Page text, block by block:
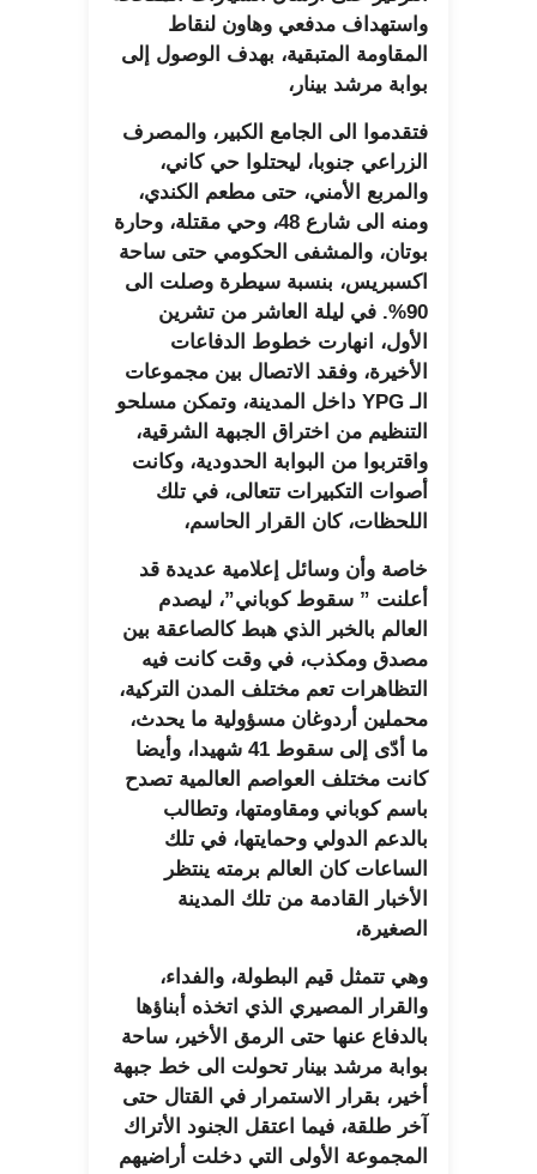
واستهداف مدفعي وهاون لنقاط
المقاومة المتبقية، بهدف الوصول إلى
بوابة مرشد بينار،
فتقدموا الى الجامع الكبير، والمصرف
الزراعي جنوبا، ليحتلوا حي كاني،
والمربع الأمني، حتى مطعم الكندي،
ومنه الى شارع 48، وحي مقتلة، وحارة
بوتان، والمشفى الحكومي حتى ساحة
اكسبريس، بنسبة سيطرة وصلت الى
90%. في ليلة العاشر من تشرين
الأول، انهارت خطوط الدفاعات
الأخيرة، وفقد الاتصال بين مجموعات
الـ YPG داخل المدينة، وتمكن مسلحو
التنظيم من اختراق الجبهة الشرقية،
واقتربوا من البوابة الحدودية، وكانت
أصوات التكبيرات تتعالى، في تلك
اللحظات، كان القرار الحاسم،
خاصة وأن وسائل إعلامية عديدة قد
أعلنت ” سقوط كوباني”، ليصدم
العالم بالخبر الذي هبط كالصاعقة بين
مصدق ومكذب، في وقت كانت فيه
التظاهرات تعم مختلف المدن التركية،
محملين أردوغان مسؤولية ما يحدث،
ما أدّى إلى سقوط 41 شهيدا، وأيضا
كانت مختلف العواصم العالمية تصدح
باسم كوباني ومقاومتها، وتطالب
بالدعم الدولي وحمايتها، في تلك
الساعات كان العالم برمته ينتظر
الأخبار القادمة من تلك المدينة
الصغيرة،
وهي تتمثل قيم البطولة، والفداء،
والقرار المصيري الذي اتخذه أبناؤها
بالدفاع عنها حتى الرمق الأخير، ساحة
بوابة مرشد بينار تحولت الى خط جبهة
أخير، بقرار الاستمرار في القتال حتى
آخر طلقة، فيما اعتقل الجنود الأتراك
المجموعة الأولى التي دخلت أراضيهم